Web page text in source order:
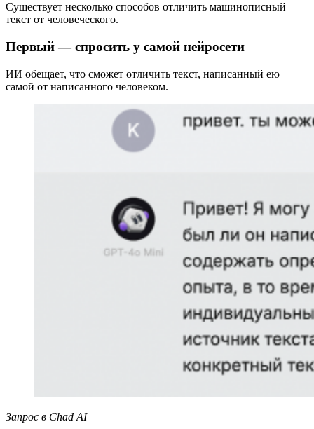
Существует несколько способов отличить машинописный
текст от человеческого.
Первый — спросить у самой нейросети
ИИ обещает, что сможет отличить текст, написанный ею
самой от написанного человеком.
Запрос в Chad AI